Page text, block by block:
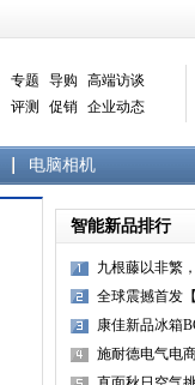
专题 导购
高端访谈
评测
促销 企业动态
电脑相机
智能新品排行
九根藤以非繁
布，唤醒家装
全球震撼首发
人秒速爆改神
康佳新品冰箱
施耐德电气电